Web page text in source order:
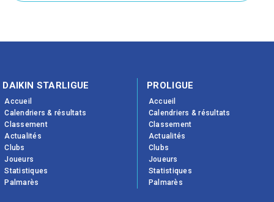
DAIKIN STARLIGUE
Accueil
Calendriers & résultats
Classement
Actualités
Clubs
Joueurs
Statistiques
Palmarès
PROLIGUE
Accueil
Calendriers & résultats
Classement
Actualités
Clubs
Joueurs
Statistiques
Palmarès